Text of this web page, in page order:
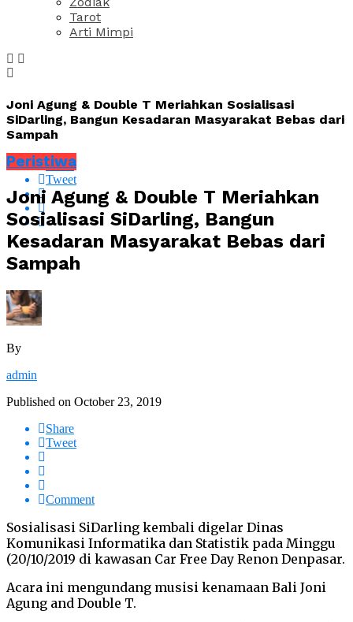
Tarot
Arti Mimpi
Joni Agung & Double T Meriahkan Sosialisasi
SiDarling, Bangun Kesadaran Masyarakat Bebas dari
Sampah
Share
Tweet
Peristiwa
Joni Agung & Double T Meriahkan
Sosialisasi SiDarling, Bangun
Kesadaran Masyarakat Bebas dari
Sampah
By
admin
Published on October 23, 2019
Share
Tweet
Comment
Sosialisasi SiDarling kembali digelar Dinas
Komunikasi Informatika dan Statistik pada Minggu
(20/10/2019 di kawasan Car Free Day Renon Denpasar.
Acara ini mengundang musisi kenamaan Bali Joni
Agung and Double T.